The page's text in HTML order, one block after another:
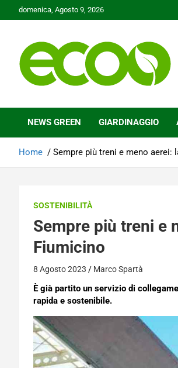
to
domenica, Agosto 9, 2026
Ecoo.it
NEWS GREEN GIARDINAGGIO
Home Sempre più treni e meno aerei:
SOSTENIBILITÀ
Sempre più treni e
Fiumicino
8 Agosto 2023 Marco Spartà
È già partito un servizio di
rapida e sostenibile.